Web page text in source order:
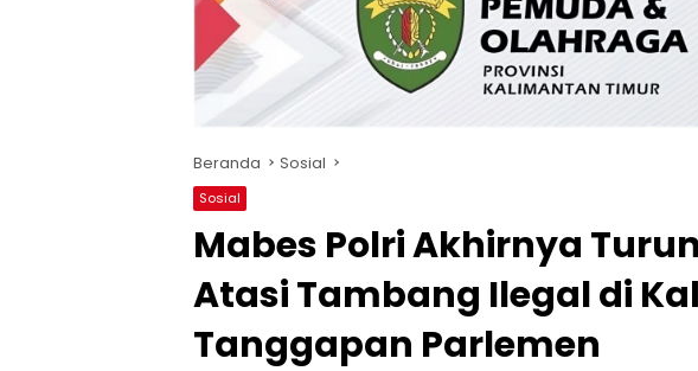
Beranda Sosial
Sosial
Mabes Polri Akhirnya
Atasi Tambang Ilegal di
Tanggapan Parlemen